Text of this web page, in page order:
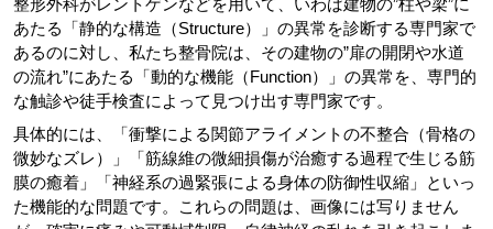
あたる「静的な構造（Structure）」の異常を診断する専門家で
あるのに対し、私たち整骨院は、その建物の”扉の開閉や水道
の流れ”にあたる「動的な機能（Function）」の異常を、専門的
な触診や徒手検査によって見つけ出す専門家です。
具体的には、「衝撃による関節アライメントの不整合（骨格の
微妙なズレ）」「筋線維の微細損傷が治癒する過程で生じる筋
膜の癒着」「神経系の過緊張による身体の防御性収縮」といっ
た機能的な問題です。これらの問題は、画像には写りません